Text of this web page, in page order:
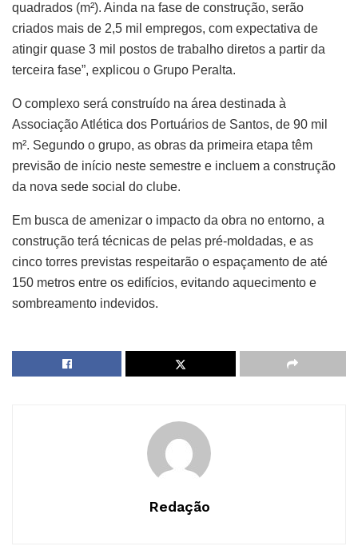
quadrados (m²). Ainda na fase de construção, serão
criados mais de 2,5 mil empregos, com expectativa de
atingir quase 3 mil postos de trabalho diretos a partir da
terceira fase”, explicou o Grupo Peralta.
O complexo será construído na área destinada à
Associação Atlética dos Portuários de Santos, de 90 mil
m². Segundo o grupo, as obras da primeira etapa têm
previsão de início neste semestre e incluem a construção
da nova sede social do clube.
Em busca de amenizar o impacto da obra no entorno, a
construção terá técnicas de pelas pré-moldadas, e as
cinco torres previstas respeitarão o espaçamento de até
150 metros entre os edifícios, evitando aquecimento e
sombreamento indevidos.
Redação